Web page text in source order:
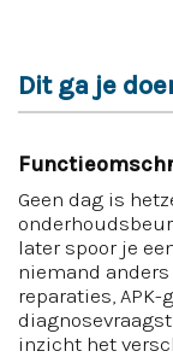
Dit ga je
Geen dag is
later spoor je
niemand anders
reparaties,
inzicht het